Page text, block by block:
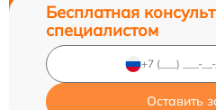
Бесплатная
специалистом
Оставить